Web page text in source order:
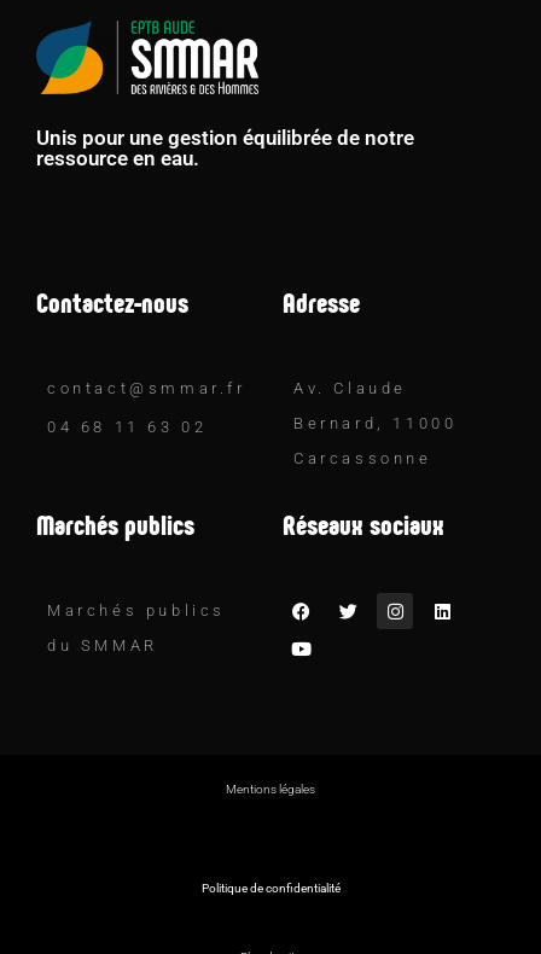
Unis pour une gestion équilibrée de notre
ressource en eau.
Contactez-nous
contact@smmar.fr
04 68 11 63 02
Adresse
Av. Claude
Bernard, 11000
Carcassonne
Marchés publics
Marchés publics
du SMMAR
Réseaux sociaux
Mentions légales
Politique de confidentialité